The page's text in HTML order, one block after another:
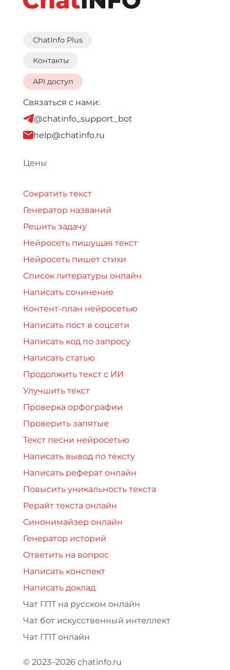
ChatInfo Plus
Контакты
API доступ
Связаться с нами:
@chatinfo_support_bot
help@chatinfo.ru
Цены
Сократить текст
Генератор названий
Решить задачу
Нейросеть пишущая текст
Нейросеть пишет стихи
Список литературы онлайн
Написать сочинение
Контент-план нейросетью
Написать пост в соцсети
Написать код по запросу
Написать статью
Продолжить текст с ИИ
Улучшить текст
Проверка орфографии
Проверить запятые
Текст песни нейросетью
Написать вывод по тексту
Написать реферат онлайн
Повысить уникальность текста
Рерайт текста онлайн
Синонимайзер онлайн
Генератор историй
Ответить на вопрос
Написать конспект
Написать доклад
Чат ГПТ на русском онлайн
Чат бот искусственный интеллект
Чат ГПТ онлайн
© 2023–2026 chatinfo.ru